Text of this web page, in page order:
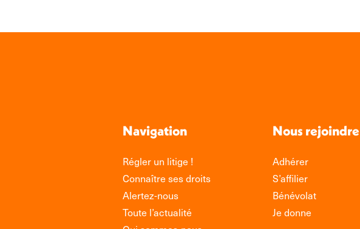
Navigation
Régler un litige !
Connaître ses droits
Alertez-nous
Toute l’actualité
Nous rejoindre
Adhérer
S’affilier
Bénévolat
Je donne